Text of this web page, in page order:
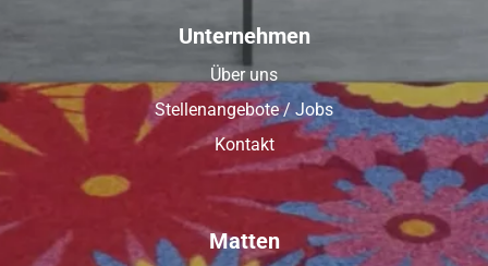
Unternehmen
Über uns
Stellenangebote / Jobs
Kontakt
Matten